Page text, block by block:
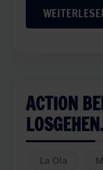
ACTION
La Ola